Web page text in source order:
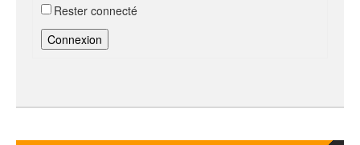
Rester connecté
Connexion